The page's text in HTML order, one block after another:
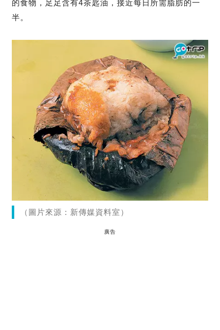
的食物，足足含有4茶匙油，接近每日所需脂肪的一
半。
（圖片來源：新傳媒資料室）
廣告